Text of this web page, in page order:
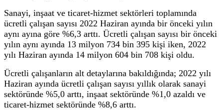
Sanayi, inşaat ve ticaret-hizmet sektörleri toplamında
ücretli çalışan sayısı 2022 Haziran ayında bir önceki yılın
aynı ayına göre %6,3 arttı. Ücretli çalışan sayısı bir önceki
yılın aynı ayında 13 milyon 734 bin 395 kişi iken, 2022
yılı Haziran ayında 14 milyon 604 bin 708 kişi oldu.
Ücretli çalışanların alt detaylarına bakıldığında; 2022 yılı
Haziran ayında ücretli çalışan sayısı yıllık olarak sanayi
sektöründe %5,0 arttı, inşaat sektöründe %1,0 azaldı ve
ticaret-hizmet sektöründe %8,6 arttı.